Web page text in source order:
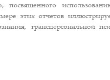
этих отчетов
трансперсональной